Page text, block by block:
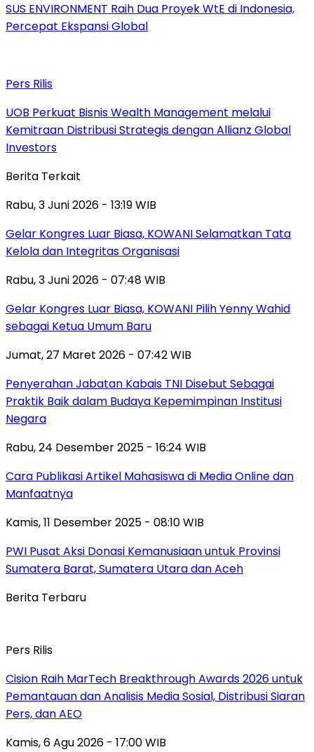
SUS ENVIRONMENT Raih Dua Proyek WtE di Indonesia,
Percepat Ekspansi Global
Pers Rilis
UOB Perkuat Bisnis Wealth Management melalui
Kemitraan Distribusi Strategis dengan Allianz Global
Investors
Berita Terkait
Rabu, 3 Juni 2026 - 13:19 WIB
Gelar Kongres Luar Biasa, KOWANI Selamatkan Tata
Kelola dan Integritas Organisasi
Rabu, 3 Juni 2026 - 07:48 WIB
Gelar Kongres Luar Biasa, KOWANI Pilih Yenny Wahid
sebagai Ketua Umum Baru
Jumat, 27 Maret 2026 - 07:42 WIB
Penyerahan Jabatan Kabais TNI Disebut Sebagai
Praktik Baik dalam Budaya Kepemimpinan Institusi
Negara
Rabu, 24 Desember 2025 - 16:24 WIB
Cara Publikasi Artikel Mahasiswa di Media Online dan
Manfaatnya
Kamis, 11 Desember 2025 - 08:10 WIB
PWI Pusat Aksi Donasi Kemanusiaan untuk Provinsi
Sumatera Barat, Sumatera Utara dan Aceh
Berita Terbaru
Pers Rilis
Cision Raih MarTech Breakthrough Awards 2026 untuk
Pemantauan dan Analisis Media Sosial, Distribusi Siaran
Pers, dan AEO
Kamis, 6 Agu 2026 - 17:00 WIB